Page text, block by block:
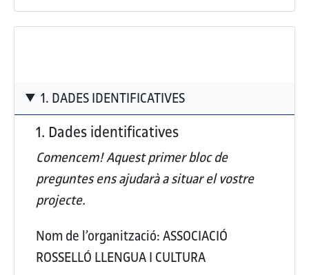
1. DADES IDENTIFICATIVES
1. Dades identificatives
Comencem! Aquestprimer bloc de
preguntes ens ajudarà a situar el vostre
projecte.
Nom de l’organització:ASSOCIACIÓ
ROSSELLÓ LLENGUA I CULTURA